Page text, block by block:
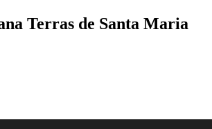
Terras de Santa Maria